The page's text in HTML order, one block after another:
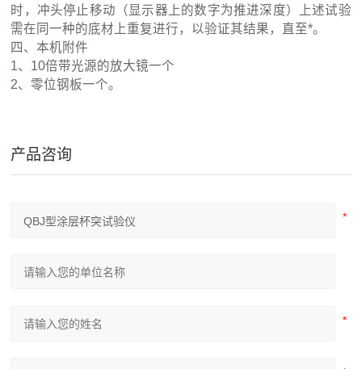
时，冲头停止移动（显示器上的数字为推进深度）上述试验
需在同一种的底材上重复进行，以验证其结果，直至*。
四、本机附件
1、10倍带光源的放大镜一个
2、零位钢板一个。
产品咨询